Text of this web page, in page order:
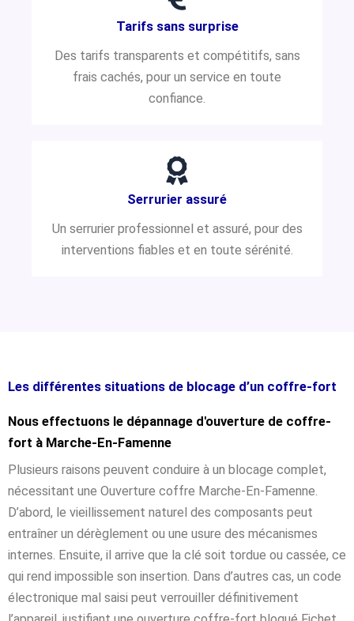
Tarifs sans surprise
Des tarifs transparents et compétitifs, sans
frais cachés, pour un service en toute
confiance.
Serrurier assuré
Un serrurier professionnel et assuré, pour des
interventions fiables et en toute sérénité.
Les différentes situations de blocage d’un coffre-fort
Nous effectuons le dépannage d'ouverture de coffre-
fort à Marche-En-Famenne
Plusieurs raisons peuvent conduire à un blocage complet,
nécessitant une Ouverture coffre Marche-En-Famenne.
D’abord, le vieillissement naturel des composants peut
entraîner un dérèglement ou une usure des mécanismes
internes. Ensuite, il arrive que la clé soit tordue ou cassée, ce
qui rend impossible son insertion. Dans d’autres cas, un code
électronique mal saisi peut verrouiller définitivement